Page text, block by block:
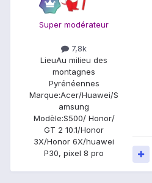
Super modérateur
7,8k
LieuAu milieu des
montagnes
Pyrénéennes
Marque:Acer/Huawei/S
amsung
Modèle:S500/ Honor/
GT 2 10.1/Honor
3X/Honor 6X/huawei
P30, pixel 8 pro